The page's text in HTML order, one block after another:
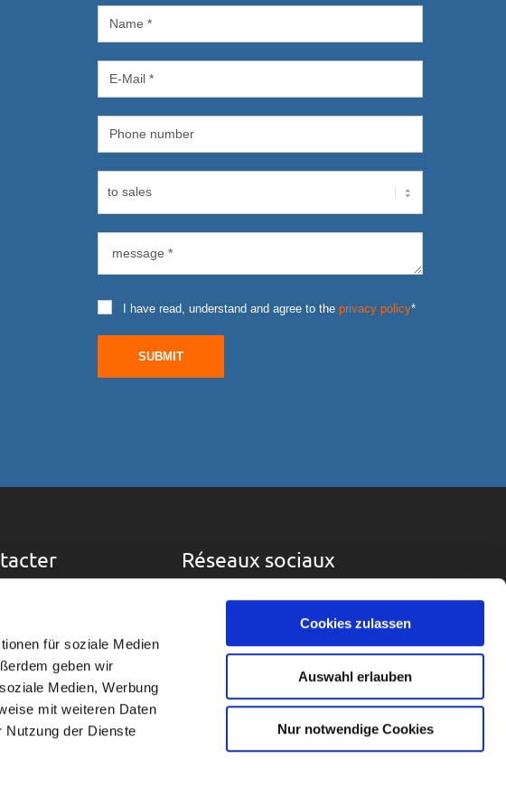
für soziale Medien
geben wir
Medien, Werbung
mit weiteren Daten
Nutzung der Dienste
Cookies zulassen
Auswahl erlauben
Nur notwendige Cookies
I have read, understand and agree to the privacy policy*
SUBMIT
redatron.de
Réseaux sociaux